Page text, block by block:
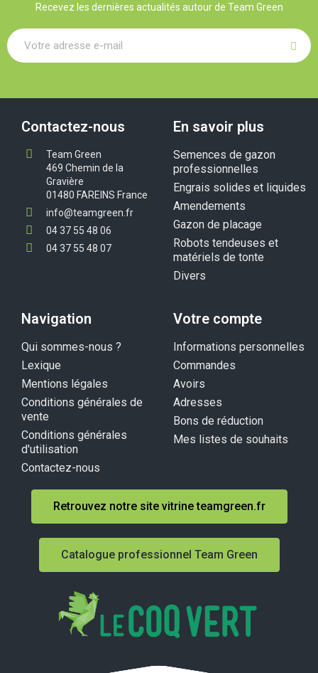
Recevez les dernières actualités autour de Team Green
Contactez-nous
Team Green
469 Chemin de la
Gravière
01480 FAREINS France
info@teamgreen.fr
04 37 55 48 06
04 37 55 48 07
En savoir plus
Semences de gazon
professionnelles
Engrais solides et liquides
Amendements
Gazon de placage
Robots tendeuses et
matériels de tonte
Divers
Navigation
Qui sommes-nous ?
Lexique
Mentions légales
Conditions générales de
vente
Conditions générales
d'utilisation
Contactez-nous
Votre compte
Informations personnelles
Commandes
Avoirs
Adresses
Bons de réduction
Mes listes de souhaits
Retrouvez notre site vitrine teamgreen.fr
Catalogue professionnel Team Green